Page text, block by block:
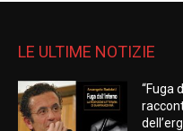
LE ULTIME NOTIZIE
“Fuga